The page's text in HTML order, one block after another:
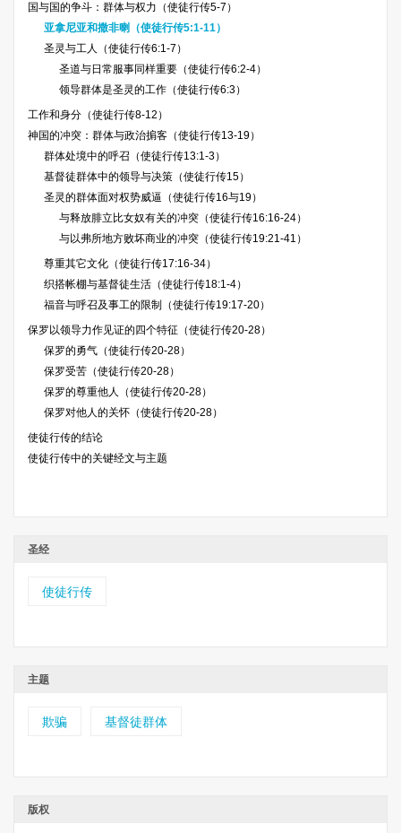
国与国的争斗：群体与权力（使徒行传5-7）
亚拿尼亚和撒非喇（使徒行传5:1-11）
圣灵与工人（使徒行传6:1-7）
圣道与日常服事同样重要（使徒行传6:2-4）
领导群体是圣灵的工作（使徒行传6:3）
工作和身分（使徒行传8-12）
神国的冲突：群体与政治掮客（使徒行传13-19）
群体处境中的呼召（使徒行传13:1-3）
基督徒群体中的领导与决策（使徒行传15）
圣灵的群体面对权势威逼（使徒行传16与19）
与释放腓立比女奴有关的冲突（使徒行传16:16-24）
与以弗所地方败坏商业的冲突（使徒行传19:21-41）
尊重其它文化（使徒行传17:16-34）
织搭帐棚与基督徒生活（使徒行传18:1-4）
福音与呼召及事工的限制（使徒行传19:17-20）
保罗以领导力作见证的四个特征（使徒行传20-28）
保罗的勇气（使徒行传20-28）
保罗受苦（使徒行传20-28）
保罗的尊重他人（使徒行传20-28）
保罗对他人的关怀（使徒行传20-28）
使徒行传的结论
使徒行传中的关键经文与主题
圣经
使徒行传
主题
欺骗 基督徒群体
版权